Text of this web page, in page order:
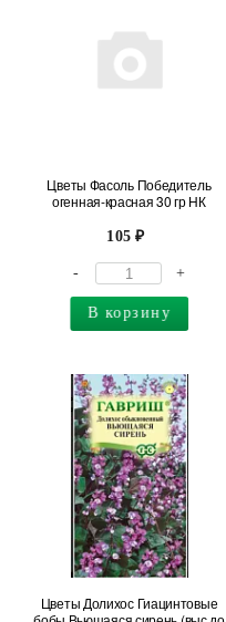
Цветы Фасоль Победитель
огенная-красная 30 гр НК
105
- +
В корзину
Цветы Долихос Гиацинтовые